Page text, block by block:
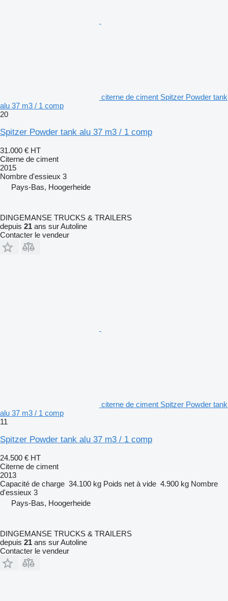
citerne de ciment Spitzer Powder tank
alu 37 m3 / 1 comp
20
Spitzer Powder tank alu 37 m3 / 1 comp
31.000 € HT
Citerne de ciment
2015
Nombre d'essieux 3
Pays-Bas, Hoogerheide
DINGEMANSE TRUCKS & TRAILERS
depuis 21 ans sur Autoline
Contacter le vendeur
citerne de ciment Spitzer Powder tank
alu 37 m3 / 1 comp
11
Spitzer Powder tank alu 37 m3 / 1 comp
24.500 € HT
Citerne de ciment
2013
Capacité de charge 34.100 kg Poids net à vide 4.900 kg Nombre
d'essieux 3
Pays-Bas, Hoogerheide
DINGEMANSE TRUCKS & TRAILERS
depuis 21 ans sur Autoline
Contacter le vendeur